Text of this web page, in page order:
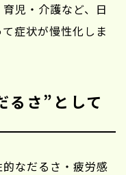
児・介護など、日
症状が慢性化しま
るさ”として
なだるさ・疲労感